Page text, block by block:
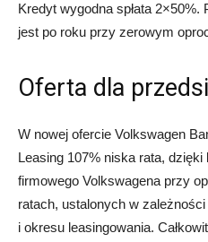
Kredyt wygodna spłata 2×50%.
jest po roku przy zerowym
Oferta dla
W nowej ofercie Volkswagen
Leasing 107% niska rata,
firmowego Volkswagena przy
ratach, ustalonych w
i okresu leasingowania.